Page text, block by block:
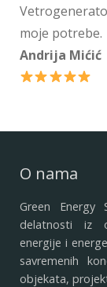
moje potrebe.
Andrija Mićić
O nama
Green
delatnosti iz
energije i
savremenih
objekata,